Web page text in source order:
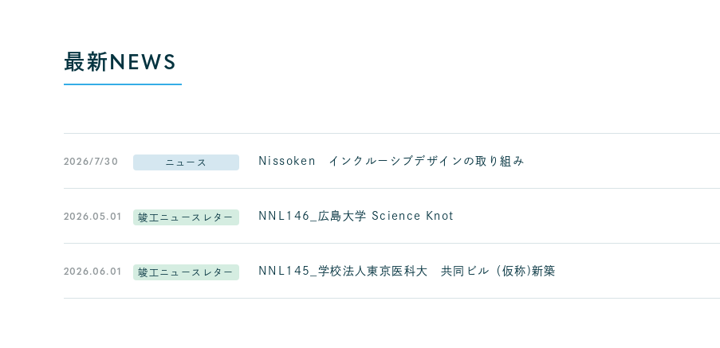
最新NEWS
2026/7/30 ニュース Nissoken インクルーシブデザインの取り組み
2026.05.01 竣工ニュースレター NNL146_広島大学 Science Knot
2026.06.01 竣工ニュースレター NNL145_学校法人東京医科大 共同ビル（仮称)新築